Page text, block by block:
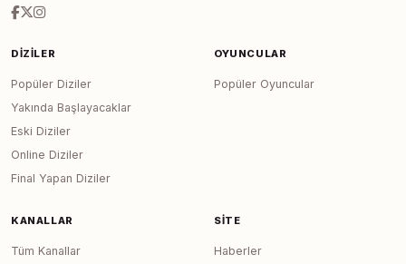
DIZILER
Popüler Diziler
Yakında Başlayacaklar
Eski Diziler
Online Diziler
Final Yapan Diziler
OYUNCULAR
Popüler Oyuncular
KANALLAR
Tüm Kanallar
SITE
Haberler